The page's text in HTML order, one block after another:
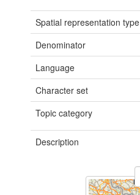
Spatial representation type
Denominator
Language
Character set
Topic category
Description